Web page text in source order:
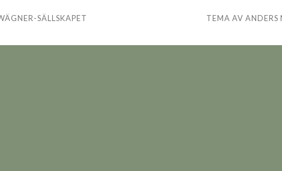
SÄLLSKAPET TEMA AVANDERS